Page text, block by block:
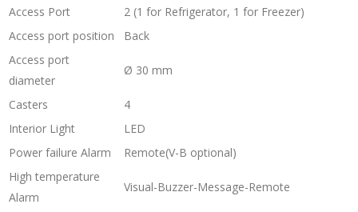
Access Port
2 (1 for Refrigerator, 1 for Freezer)
Access port position
Back
Access port
diameter
Ø 30 mm
Casters
4
Interior Light
LED
Power failure Alarm
Remote(V-B optional)
High temperature
Alarm
Visual-Buzzer-Message-Remote